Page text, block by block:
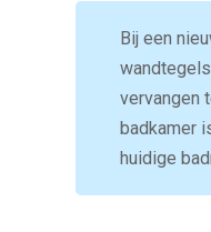
Bij een
vervangen
badkamer
huidige